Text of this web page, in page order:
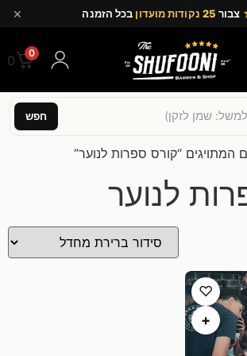
0
0.00
חפש
המתויגים “קורס ספרות לנוער”
לנוער
♡
+
צבור 25 נקודות מועדון בכל הזמנה ×